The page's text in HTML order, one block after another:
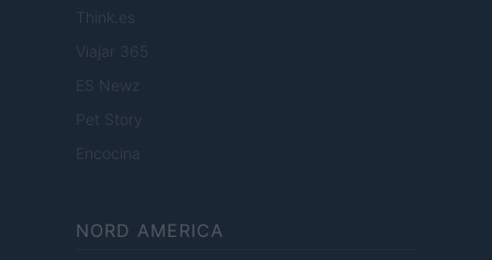
Think.es
Viajar 365
ES Newz
Pet Story
Encocina
NORD AMERICA